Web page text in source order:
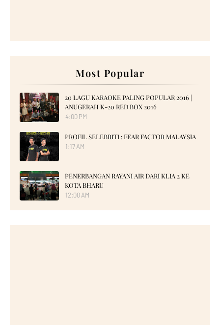
Most Popular
20 LAGU KARAOKE PALING POPULAR 2016 |
ANUGERAH K-20 RED BOX 2016
4:00 PM
PROFIL SELEBRITI : FEAR FACTOR MALAYSIA
1:17 AM
PENERBANGAN RAYANI AIR DARI KLIA 2 KE
KOTA BHARU
12:00 AM